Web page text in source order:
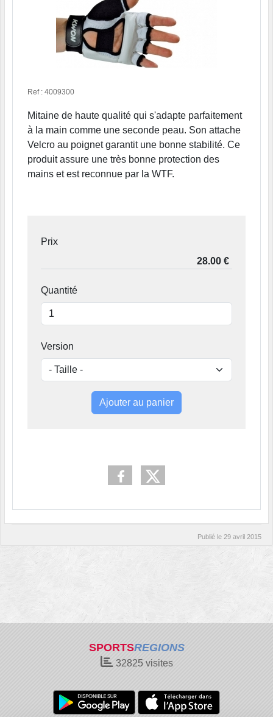
Ref : 4009300
Mitaine de haute qualité qui s'adapte parfaitement
à la main comme une seconde peau. Son attache
Velcro au poignet garantit une bonne stabilité. Ce
produit assure une très bonne protection des
mains et est reconnue par la WTF.
Prix
Quantité
Version
Ajouter au panier
Publié le 29 avril 2015
SPORTSREGIONS
32825visites